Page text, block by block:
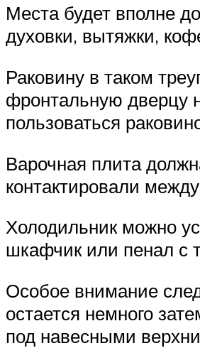
Места будет вполне
духовки, вытяжки,
Раковину в таком
фронтальную дверцу
пользоваться
Варочная плита
контактировали
Холодильник можно
шкафчик или пенал с
Особое внимание
остается немного
под навесными